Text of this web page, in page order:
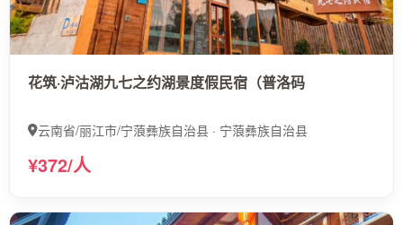
花筑·泸沽湖九七之约湖景度假民宿（普洛码
云南省/丽江市/宁蒗彝族自治县 · 宁蒗彝族自治县
¥372/人